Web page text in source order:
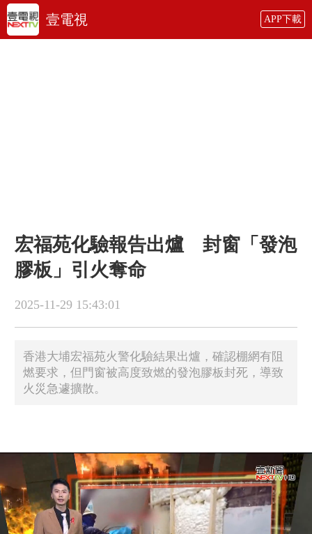
壹電視 APP下載
宏福苑化驗報告出爐 封窗「發泡
膠板」引火奪命
2025-11-29 15:43:01
香港大埔宏福苑火警化驗結果出爐，確認棚網有阻
燃要求，但門窗被高度致燃的發泡膠板封死，導致
火災急遽擴散。